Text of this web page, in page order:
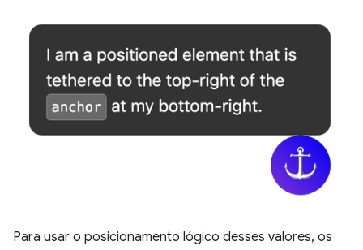
Para usar o posicionamento lógico desses valores, os